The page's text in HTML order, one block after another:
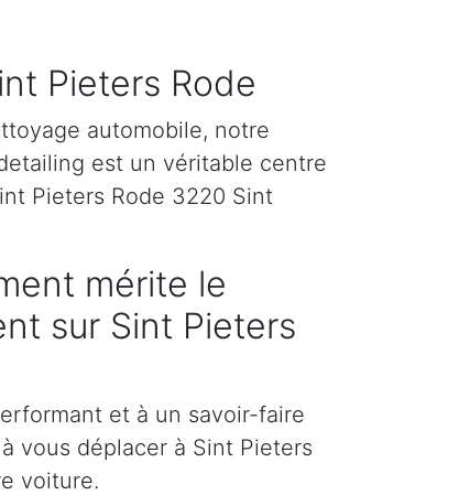
Pieters Rode
automobile, notre
est un véritable centre
Pieters Rode 3220 Sint
mérite le
sur Sint Pieters
et à un savoir-faire
vous déplacer à Sint Pieters
voiture.